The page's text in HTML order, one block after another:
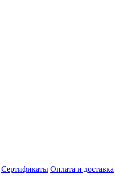
Сертификаты Оплата и доставка